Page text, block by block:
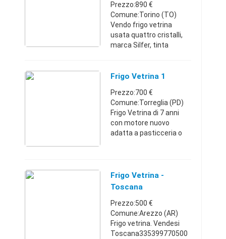
Prezzo:890 €
Comune:Torino (TO)
Vendo frigo vetrina
usata quattro cristalli,
marca Silfer, tinta
Prezzo 890€ trattabili.
0 €
Frigo Vetrina 1
Prezzo:700 €
Comune:Torreglia (PD)
Frigo Vetrina di 7 anni
con motore nuovo
adatta a pasticceria o
Veneto3494690729700
€
Frigo Vetrina -
Toscana
Prezzo:500 €
Comune:Arezzo (AR)
Frigo vetrina. Vendesi
Toscana335399770500